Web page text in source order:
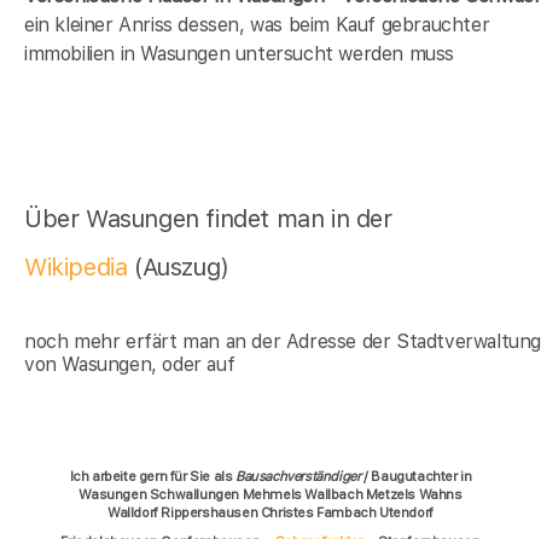
ein kleiner Anriss dessen, was beim Kauf gebrauchter
immobilien in Wasungen untersucht werden muss
Über Wasungen findet man in der
Wikipedia (Auszug)
noch mehr erfärt man an der Adresse der Stadtverwaltung
von Wasungen, oder auf
Ich arbeite gern für Sie als Bausachverständiger/ Baugutachter in
Wasungen Schwallungen Mehmels Wallbach Metzels Wahns
Walldorf Rippershausen Christes Fambach Utendorf